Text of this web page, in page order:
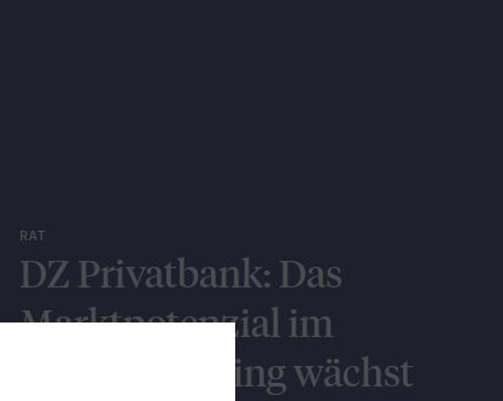
RAT
DZ Privatbank: Das
Marktpotenzial im
Private Banking wächst